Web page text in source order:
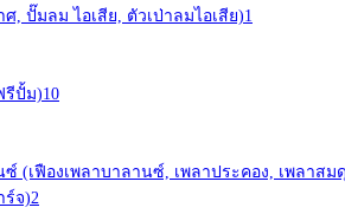
, ปั๊มลม ไอเสีย, ตัวเป่าลมไอเสีย)1
รีปั้ม)10
(เฟืองเพลาบาลานซ์, เพลาประคอง, เพลาสม
ร์จ)2